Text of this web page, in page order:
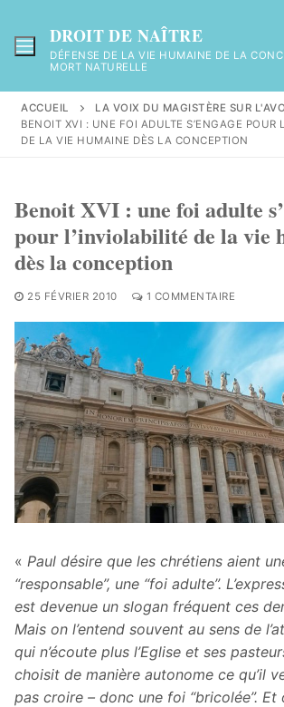
au
contenu
DROIT DE NAÎTRE
DÉFENSE DE LA VIE HUMAINE DE LA
MORT NATURELLE
ACCUEIL
LA VOIX DU MAGISTÈRE SUR
BENOIT XVI : UNE FOI ADULTE S’ENGAGE POUR
DE LA VIE HUMAINE DÈS LA CONCEPTION
Benoit XVI : une foi adulte
pour l’inviolabilité de la vie
dès la conception
25 FÉVRIER 2010 1 COMMENTAIRE
« Paul désire que les chrétiens aient
“responsable”, une “foi adulte”.
est devenue un slogan fréquent ces
Mais on l’entend souvent au sens de
qui n’écoute plus l’Eglise et ses
choisit de manière autonome ce qu’il
pas croire – donc une foi “bricolée”. Et